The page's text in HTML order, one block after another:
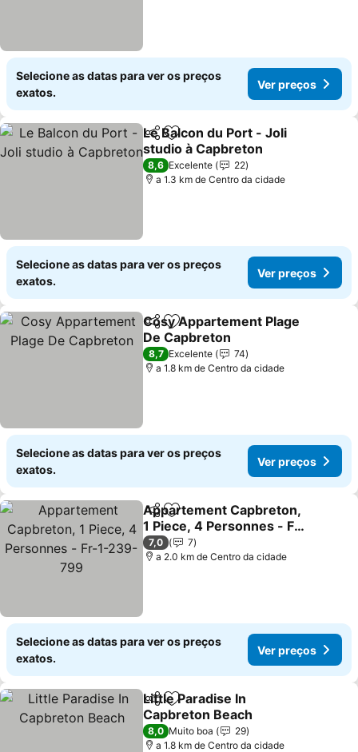
Selecione as datas para ver os preços
exatos.
Ver preços
PartilharAdicionar aos favoritos
Le Balcon du Port - Joli
studio à Capbreton
Ver preços
8,6 Excelente
22
a 1.3 km de Centro da cidade
Selecione as datas para ver os preços
exatos.
Ver preços
PartilharAdicionar aos favoritos
Cosy Appartement Plage
De Capbreton
Ver preços
8,7 Excelente
74
a 1.8 km de Centro da cidade
Selecione as datas para ver os preços
exatos.
Ver preços
PartilharAdicionar aos favoritos
Appartement Capbreton,
1 Piece, 4 Personnes - Fr-
1-239-799
Ver preços
7,0
7
a 2.0 km de Centro da cidade
Selecione as datas para ver os preços
exatos.
Ver preços
PartilharAdicionar aos favoritos
Little Paradise In
Capbreton Beach
Ver preços
8,0 Muito boa
29
a 1.8 km de Centro da cidade